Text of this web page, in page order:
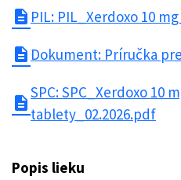
description PIL: PIL_Xerdoxo 10
description Dokument: Príručka
description
SPC: SPC_Xerdoxo 10
tablety_02.2026.pdf
Popis lieku